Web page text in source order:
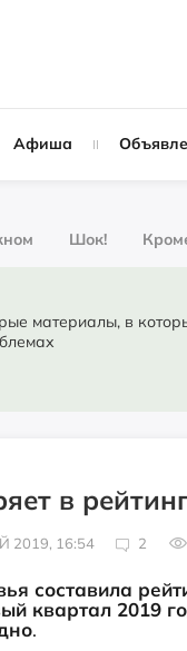
Афиша
Шок!
новости
материалы, в которых
в
2019, 16:54 2
составила
квартал 2019
.